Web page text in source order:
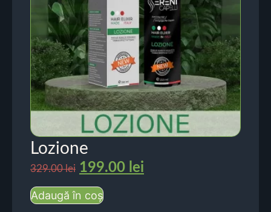
Lozione
329.00lei 199.00 lei
Adaugă în coș